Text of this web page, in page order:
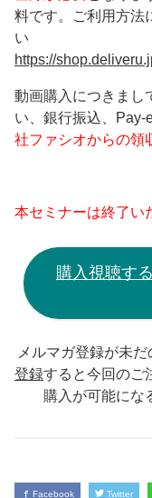
料です。ご利用方法
い
https://
動画購入につきまし
い、銀行振込、Pay-
社ファシオからの領
本セミナーは終了い
購入視聴す
メルマガ登録が未だ
登録すると今回のご
購入が可能にな
Facebook Twitter